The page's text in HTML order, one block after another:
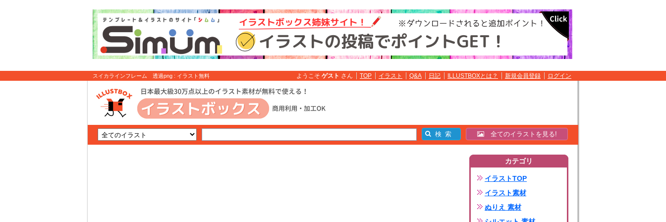
スイカラインフレーム 透過png : イラスト無料 ようこそ ゲスト さん TOP イラスト Q&A 日記 ILLUSTBOXとは？ 新規会員登録 ログイン
全てのイラストを見る!
カテゴリ
イラストTOP
イラスト素材
ぬりえ 素材